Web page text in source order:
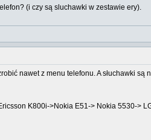
(i czy są sluchawki w zestawie ery).
nawet z menu telefonu. A słuchawki
K800i->Nokia E51-> Nokia 5530->